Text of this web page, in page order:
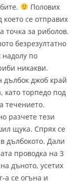
Полових
се отправих
точка за риболов.
безрезултатно
надолу по
никакви.
джоб край
торпедо под
течението.
разчете тези
щука. Спрях се
дълбокото. Дали
проводка на 3
дъното, усетих
а се огъна и